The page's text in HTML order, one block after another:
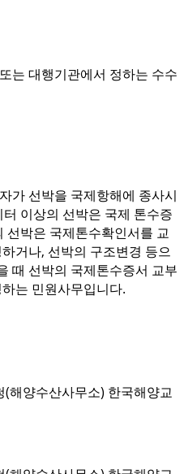
는 대행기관에서 정하는 수수
가 선박을 국제항해에 종사시
이상의 선박은 국제 톤수증
선박은 국제톤수확인서를 교
거나, 선박의 구조변경 등으
때 선박의 국제톤수증서 교부
는 민원사무입니다.
해양수산사무소) 한국해양교